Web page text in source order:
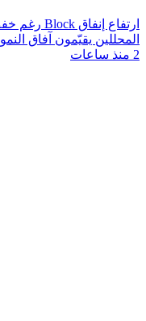
المحللين يقيّمون آفاق النمو
2 منذ ساعات